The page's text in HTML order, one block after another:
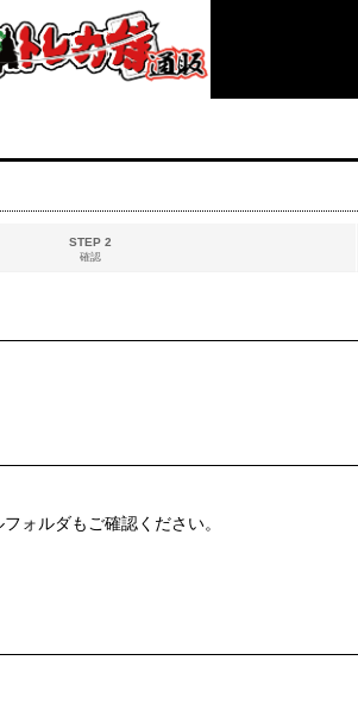
STEP 2
確認
ォルダもご確認ください。